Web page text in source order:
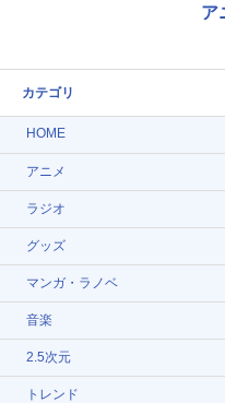
ア
カテゴリ
HOME
アニメ
ラジオ
グッズ
マンガ・ラノベ
音楽
2.5次元
トレンド